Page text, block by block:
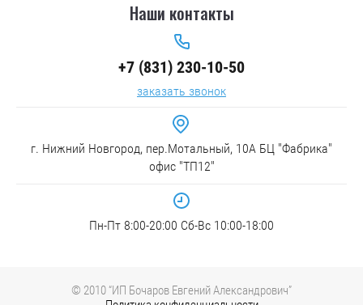
Наши контакты
+7 (831) 230-10-50
заказать звонок
г. Нижний Новгород, пер.Мотальный, 10А БЦ "Фабрика"
офис "ТП12"
Пн-Пт 8:00-20:00 Сб-Вс 10:00-18:00
© 2010 “ИП Бочаров Евгений Александрович”